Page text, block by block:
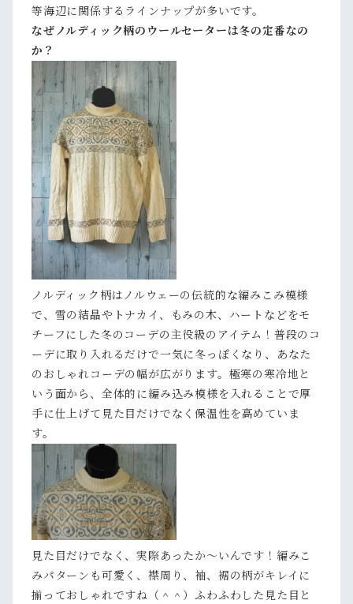
等海辺に関係するラインナップが多いです。
なぜノルディック柄のウールセーターは冬の定番なの
か？
ノルディック柄はノルウェーの伝統的な編みこみ模様
で、雪の結晶やトナカイ、もみの木、ハートなどをモ
チーフにした冬のコーデの主役級のアイテム！普段のコ
ーデに取り入れるだけで一気に冬っぽくなり、あなた
のおしゃれコーデの幅が広がります。極寒の寒冷地と
いう面から、全体的に編み込み模様を入れることで厚
手に仕上げて見た目だけでなく保温性を高めていま
す。
見た目だけでなく、実際あったか～いんです！編みこ
みパターンも可愛く、襟周り、袖、裾の柄がキレイに
揃っておしゃれですね（＾＾）ふわふわした見た目と